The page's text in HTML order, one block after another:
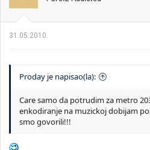
31.05.2010.
Proday je napisao(la):
Care samo da potrudim za metro
enkodiranje na muzickoj dobijam
smo govorili!!!